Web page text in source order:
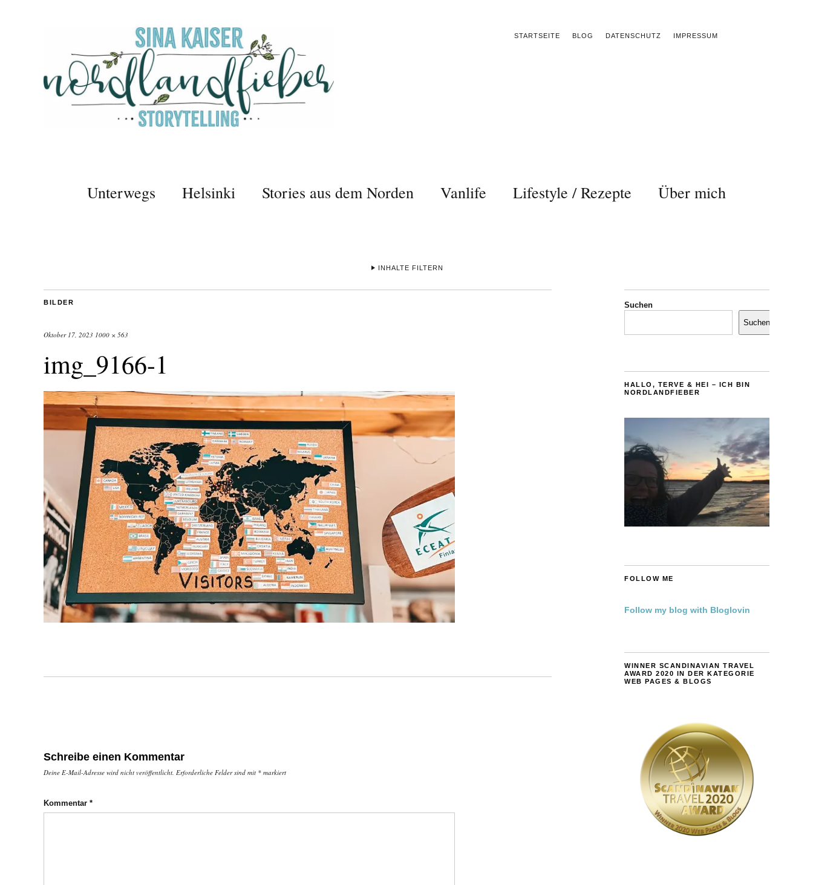
STARTSEITE BLOG DATENSCHUTZ IMPRESSUM
Unterwegs Helsinki Stories aus dem Norden Vanlife Lifestyle / Rezepte Über mich
INHALTE FILTERN
BILDER
Oktober 17, 2023 1000 × 563
img_9166-1
Schreibe einen Kommentar
Deine E-Mail-Adresse wird nicht veröffentlicht. Erforderliche Felder sind mit * markiert
Kommentar *
Suchen
Suchen
HALLO, TERVE & HEI – ICH BIN
NORDLANDFIEBER
FOLLOW ME
Follow my blog with Bloglovin
WINNER SCANDINAVIAN TRAVEL
AWARD 2020 IN DER KATEGORIE
WEB PAGES & BLOGS